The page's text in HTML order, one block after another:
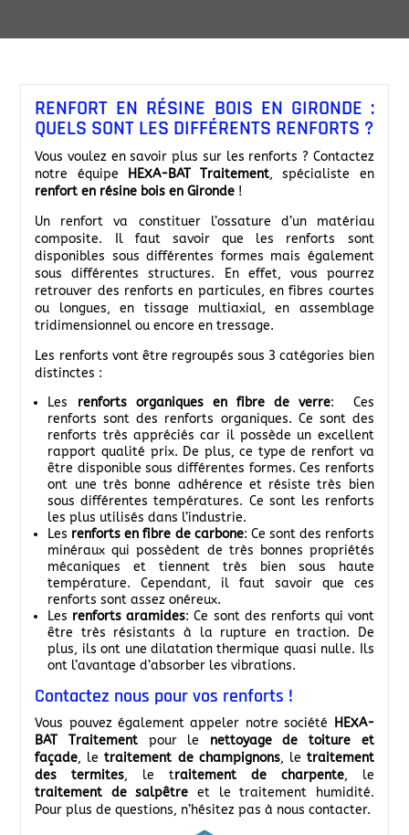
RENFORT EN RÉSINE BOIS EN GIRONDE :
QUELS SONT LES DIFFÉRENTS RENFORTS ?
Vous voulez en savoir plus sur les renforts ? Contactez
notre équipe
HEXA-BAT Traitement, spécialiste en
renfort en résine bois en Gironde !
Un renfort va constituer l’ossature d’un matériau
composite. Il faut savoir que les renforts sont
disponibles sous différentes formes mais également
sous différentes structures. En effet, vous pourrez
retrouver des renforts en particules, en fibres courtes
ou longues, en tissage multiaxial, en assemblage
tridimensionnel ou encore en tressage.
Les renforts vont être regroupés sous 3 catégories bien
distinctes :
Les renforts organiques en fibre de verre: Ces
renforts sont des renforts organiques. Ce sont des
renforts très appréciés car il possède un excellent
rapport qualité prix. De plus, ce type de renfort va
être disponible sous différentes formes. Ces renforts
ont une très bonne adhérence et résiste très bien
sous différentes températures. Ce sont les renforts
les plus utilisés dans l’industrie.
Les renforts en fibre de carbone: Ce sont des renforts
minéraux qui possèdent de très bonnes propriétés
mécaniques et tiennent très bien sous haute
température. Cependant, il faut savoir que ces
renforts sont assez onéreux.
Les renforts aramides: Ce sont des renforts qui vont
être très résistants à la rupture en traction. De
plus, ils ont une dilatation thermique quasi nulle. Ils
ont l’avantage d’absorber les vibrations.
Contactez nous pour vos renforts !
Vous pouvez également appeler notre société
HEXA-
BAT Traitement pour le nettoyage de toiture et
façade, letraitement de champignons, le traitement
des termites, le traitement de charpente, le
traitement de salpêtre et le traitement humidité.
Pour plus de questions, n’hésitez pas à nous contacter.